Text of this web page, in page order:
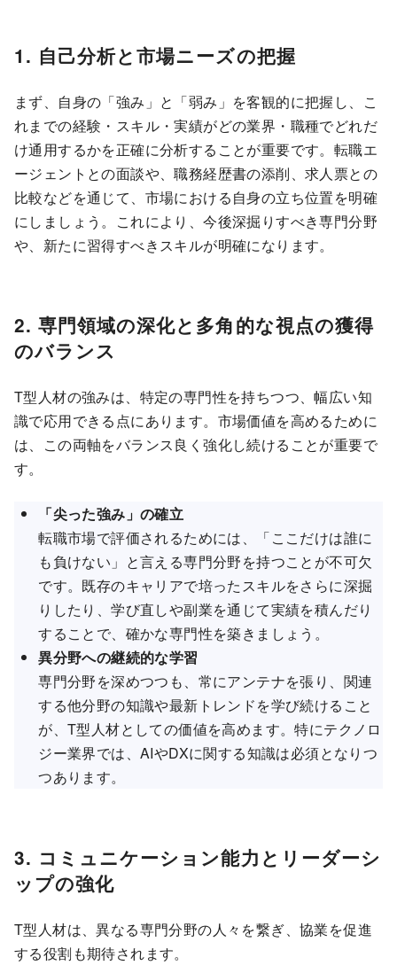
1. 自己分析と市場ニーズの把握
まず、自身の「強み」と「弱み」を客観的に把握し、こ
れまでの経験・スキル・実績がどの業界・職種でどれだ
け通用するかを正確に分析することが重要です。転職エ
ージェントとの面談や、職務経歴書の添削、求人票との
比較などを通じて、市場における自身の立ち位置を明確
にしましょう。これにより、今後深掘りすべき専門分野
や、新たに習得すべきスキルが明確になります。
2. 専門領域の深化と多角的な視点の獲得
のバランス
T型人材の強みは、特定の専門性を持ちつつ、幅広い知
識で応用できる点にあります。市場価値を高めるために
は、この両軸をバランス良く強化し続けることが重要で
す。
「尖った強み」の確立
転職市場で評価されるためには、「ここだけは誰に
も負けない」と言える専門分野を持つことが不可欠
です。既存のキャリアで培ったスキルをさらに深掘
りしたり、学び直しや副業を通じて実績を積んだり
することで、確かな専門性を築きましょう。
異分野への継続的な学習
専門分野を深めつつも、常にアンテナを張り、関連
する他分野の知識や最新トレンドを学び続けること
が、T型人材としての価値を高めます。特にテクノロ
ジー業界では、AIやDXに関する知識は必須となりつ
つあります。
3. コミュニケーション能力とリーダーシ
ップの強化
T型人材は、異なる専門分野の人々を繋ぎ、協業を促進
する役割も期待されます。